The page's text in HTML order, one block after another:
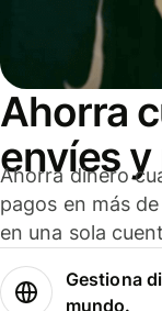
Ahorra
envíes
Ahorra dinero
pagos en más
en una sola
Gestiona
mundo.